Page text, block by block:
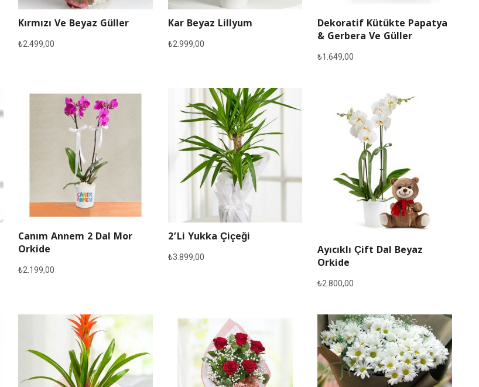
Kırmızı Ve Beyaz Güller
₺2.499,00
Kar Beyaz Lillyum
₺2.999,00
Dekoratif Kütükte Papatya
& Gerbera Ve Güller
₺1.649,00
Canım Annem 2 Dal Mor
Orkide
₺2.199,00
2’li Yukka Çiçeği
₺3.899,00
Ayıcıklı Çift Dal Beyaz
Orkide
₺2.800,00